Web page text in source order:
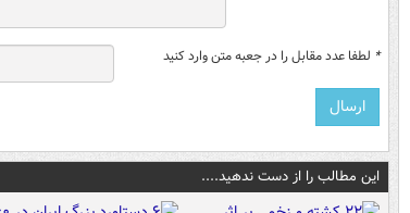
* لطفا عدد مقابل را در جعبه متن وارد کنید
این مطالب را از دست ندهید....